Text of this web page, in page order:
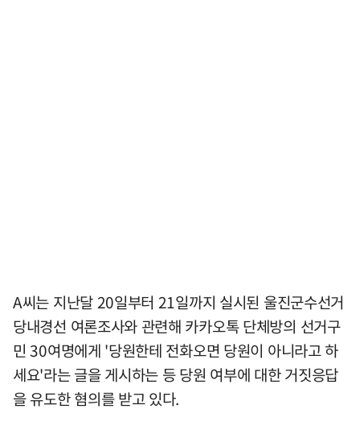
A씨는 지난달 20일부터 21일까지 실시된 울진군수선거
당내경선 여론조사와 관련해 카카오톡 단체방의 선거구
민 30여명에게 '당원한테 전화오면 당원이 아니라고 하
세요'라는 글을 게시하는 등 당원 여부에 대한 거짓응답
을 유도한 혐의를 받고 있다.